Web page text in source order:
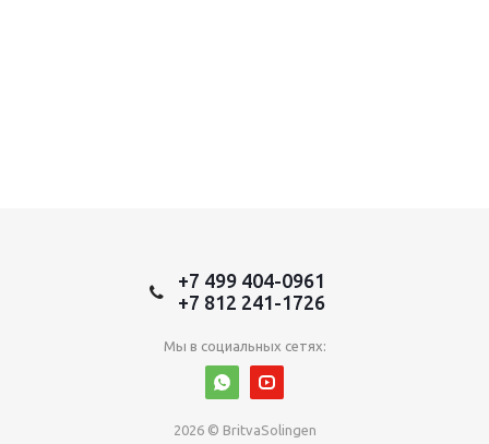
+7 499 404-0961
+7 812 241-1726
Мы в социальных сетях:
2026 © BritvaSolingen